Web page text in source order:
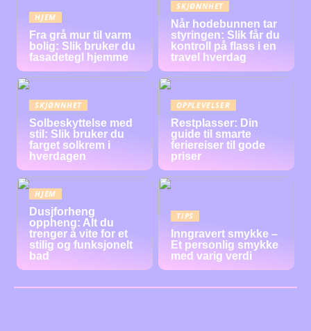
HJEM
Fra grå mur til varm
bolig: Slik bruker du
fasadetegl hjemme
SKJØNNHET
Når hodebunnen tar
styringen: Slik får du
kontroll på flass i en
travel hverdag
SKJØNNHET
Solbeskyttelse med
stil: Slik bruker du
farget solkrem i
hverdagen
OPPLEVELSER
Restplasser: Din
guide til smarte
feriereiser til gode
priser
HJEM
Dusjforheng
oppheng: Alt du
trenger å vite for et
stilig og funksjonelt
bad
TIPS
Inngravert smykke –
Et personlig smykke
med varig verdi